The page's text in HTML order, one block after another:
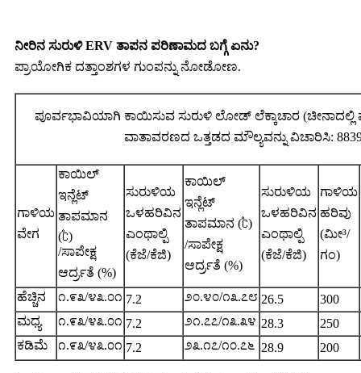
ನೀರಿನ ಸುರುಳಿ ERV ತಾಪನ ಪರಿಣಾಮದ ಬಗ್ಗೆ ಏನು?
ಪ್ರಾಯೋಗಿಕ ದತ್ತಾಂಶಗಳ ಗುಂಪನ್ನು ನೋಡೋಣ.
ಪೂರ್ವಭಾವಿಯಾಗಿ ಕಾಯಿಸುವ ಸುರುಳಿ ಲೋಡ್ ಲೆಕ್ಕಾಚಾರ
ವಾತಾವರಣದ ಒತ್ತಡದ ಮೌಲ್ಯವನ್ನು ವಿಚಾರಿಸಿ:
ಗಾಳಿಯ
ವೇಗ
ಕಾಯಿಲ್
ಇನ್ಲೆಟ್
ತಾಪಮಾನ
(℃)
/ಸಾಪೇಕ್ಷ
ಆರ್ದ್ರತೆ (%)
ಸುರುಳಿಯ
ಒಳಹರಿವಿನ
ಎಂಥಾಲ್ಪಿ
(ಕೆಜೆ/ಕೆಜಿ)
ಕಾಯಿಲ್
ಇನ್ಲೆಟ್
ತಾಪಮಾನ (℃)
/ಸಾಪೇಕ್ಷ
ಆರ್ದ್ರತೆ (%)
ಸುರುಳಿಯ
ಒಳಹರಿವಿನ
ಎಂಥಾಲ್ಪಿ
(ಕೆಜೆ/ಕೆಜಿ)
ಗಾಳಿಯ
ಹರಿವು
(ಮೀ³/
ಗಂ)
ಹೆಚ್ಚಿನ ೧.೯೩/೪೩.೦೧ 7.2 ೨೦.೪೦/೧೩.೭೮ 26.5
300
ಮಧ್ಯ
೧.೯೩/೪೩.೦೧ 7.2 ೨೧.೭೭/೧೩.೩೪ 28.3
250
ಕಡಿಮೆ
೧.೯೩/೪೩.೦೧ 7.2 ೨೩.೧೭/೧೦.೭೬ 28.9 200